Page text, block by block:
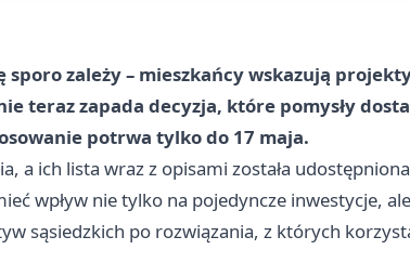
zależy – mieszkańcy wskazują
teraz zapada decyzja, które pomysły
potrwa tylko do 17 maja.
a ich lista wraz z opisami została
wpływ nie tylko na pojedyncze inwestycje,
sąsiedzkich po rozwiązania, z których